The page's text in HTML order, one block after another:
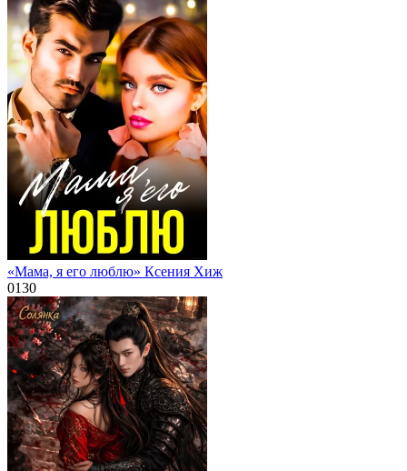
«Мама, я его люблю» Ксения Хиж
0130